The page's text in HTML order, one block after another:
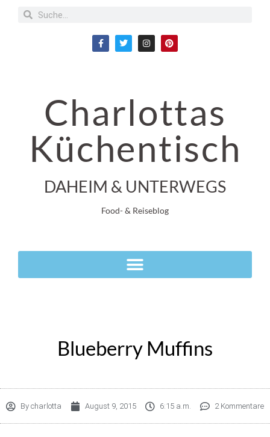
Charlottas
Küchentisch
DAHEIM & UNTERWEGS
Food- & Reiseblog
Blueberry Muffins
By charlotta August 9, 2015 6:15 a.m. 2 Kommentare